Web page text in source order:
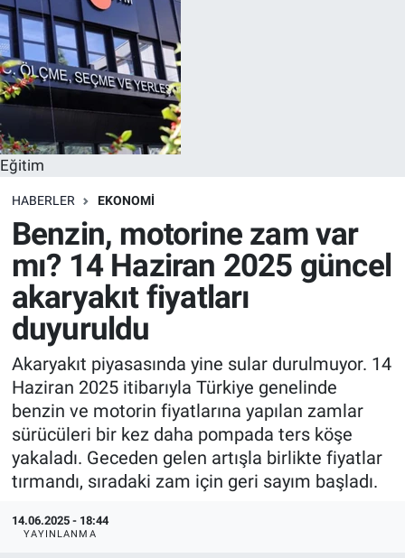
Eğitim
HABERLER EKONOMI
Benzin, motorine zam var
mı? 14 Haziran 2025 güncel
akaryakıt fiyatları
duyuruldu
Akaryakıt piyasasında yine sular durulmuyor. 14
Haziran 2025 itibarıyla Türkiye genelinde
benzin ve motorin fiyatlarına yapılan zamlar
sürücüleri bir kez daha pompada ters köşe
yakaladı. Geceden gelen artışla birlikte fiyatlar
tırmandı, sıradaki zam için geri sayım başladı.
14.06.2025 - 18:44
YAYINLANMA